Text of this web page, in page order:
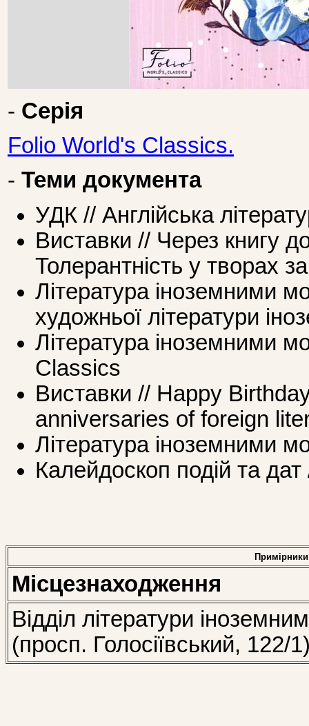
- Серія
Folio World's Classics.
- Теми документа
УДК // Англійська
Виставки // Через книгу
Толерантність у творах
Література іноземними
художньої літератури
Література іноземними
Classics
Виставки // Happy
anniversaries of foreign
Література іноземними
Калейдоскоп подій та
Примірники
Місцезнаходження
Відділ літератури
(просп. Голосіївський, 122/